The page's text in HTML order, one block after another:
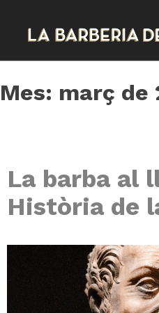
content
Mes: març de
La barba al
Història de